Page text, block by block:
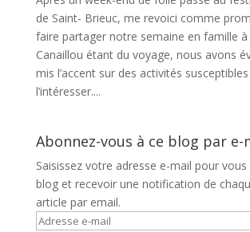
de Saint- Brieuc, me revoici comme
faire partager notre semaine en famille à
Canaillou étant du voyage, nous avons
mis l’accent sur des activités
l’intéresser....
Abonnez-vous à ce blog par e-
Saisissez votre adresse e-mail pour
blog et recevoir une notification de
article par email.
Adresse